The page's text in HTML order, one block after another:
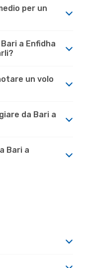
per un
a Enfidha
un volo
da Bari a
Bari a